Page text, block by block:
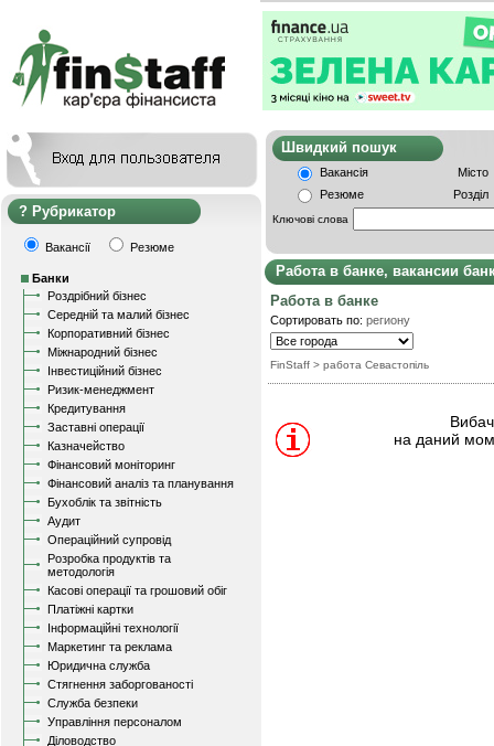
Рубрикатор
Вакансії Резюме
Банки
Роздрібний бізнес
Середній та малий бізнес
Корпоративний бізнес
Міжнародний бізнес
Інвестиційний бізнес
Ризик-менеджмент
Кредитування
Заставні операції
Казначейство
Фінансовий моніторинг
Фінансовий аналіз та планування
Бухоблік та звітність
Аудит
Операційний супровід
Розробка продуктів та
методологія
Касові операції та грошовий обіг
Платіжні картки
Інформаційні технології
Маркетинг та реклама
Юридична служба
Стягнення заборгованості
Служба безпеки
Управління персоналом
Діловодство
Швидкий
Вакансія
Місто
Резюме
Розділ
Ключові слова
Работа в банке, вакансии
Работа в банке
Сортировать по: региону
FinStaff > работа Севастопіль
на даний